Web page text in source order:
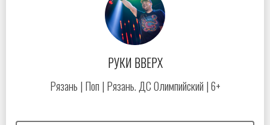
РУКИ ВВЕРХ
Рязань | Поп | Рязань. ДС Олимпийский | 6+